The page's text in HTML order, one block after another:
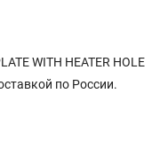
WITH HEATER HOLE
по России.